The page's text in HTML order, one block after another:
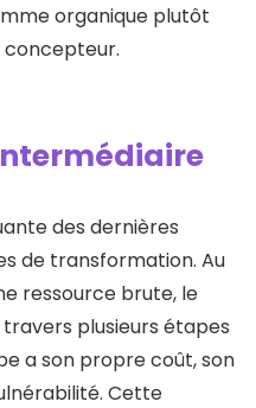
organique plutôt
des dernières
de transformation. Au
ressource brute, le
plusieurs étapes
a son propre coût, son
Cette